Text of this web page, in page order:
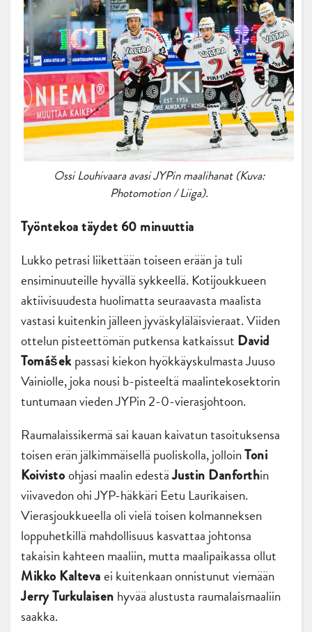
Ossi Louhivaara avasi JYPin maalihanat (Kuva:
Photomotion / Liiga).
Työntekoa täydet 60 minuuttia
Lukko petrasi liikettään toiseen erään ja tuli
ensiminuuteille hyvällä sykkeellä. Kotijoukkueen
aktiivisuudesta huolimatta seuraavasta maalista
vastasi kuitenkin jälleen jyväskyläläisvieraat. Viiden
ottelun pisteettömän putkensa katkaissut David
Tomášekpassasi kiekon hyökkäyskulmasta Juuso
Vainiolle, joka nousi b-pisteeltä maalintekosektorin
tuntumaan vieden JYPin 2-0-vierasjohtoon.
Raumalaissikermä sai kauan kaivatun tasoituksensa
toisen erän jälkimmäisellä puoliskolla, jolloinToni
Koivistoohjasi maalin edestäJustin Danforthin
viivavedon ohi JYP-häkkäri Eetu Laurikaisen.
Vierasjoukkueella oli vielä toisen kolmanneksen
loppuhetkillä mahdollisuus kasvattaa johtonsa
takaisin kahteen maaliin, mutta maalipaikassa ollut
Mikko Kaltevaei kuitenkaan onnistunut viemään
Jerry Turkulaisen hyvää alustusta raumalaismaaliin
saakka.